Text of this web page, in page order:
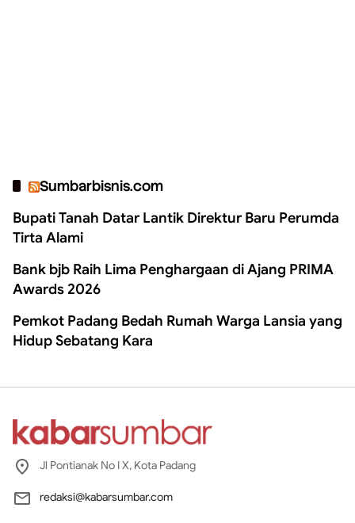
Sumbarbisnis.com
Bupati Tanah Datar Lantik Direktur Baru Perumda
Tirta Alami
Bank bjb Raih Lima Penghargaan di Ajang PRIMA
Awards 2026
Pemkot Padang Bedah Rumah Warga Lansia yang
Hidup Sebatang Kara
Jl Pontianak No I X, Kota Padang
redaksi@kabarsumbar.com